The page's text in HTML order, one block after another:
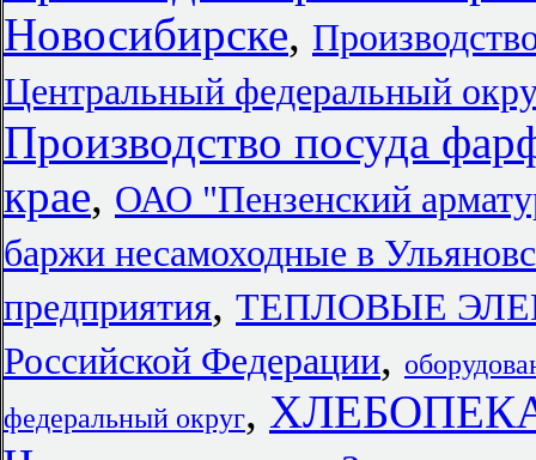
Новосибирске,
Центральный федеральный
Производство посуда
крае, ОАО "Пензенский
баржи несамоходные в
предприятия, ТЕПЛОВЫЕ
Российской Федерации,
федеральный округ,